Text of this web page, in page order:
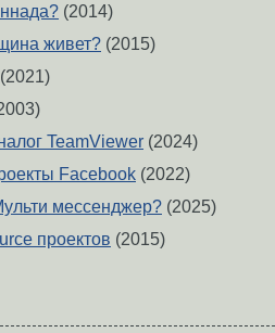
(2014)
живет? (2015)
(2021)
TeamViewer (2024)
Facebook (2022)
мессенджер? (2025)
проектов (2015)